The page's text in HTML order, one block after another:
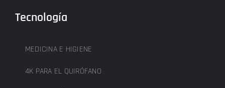
Tecnología
MEDICINA E HIGIENE
4K PARA EL QUIRÓFANO